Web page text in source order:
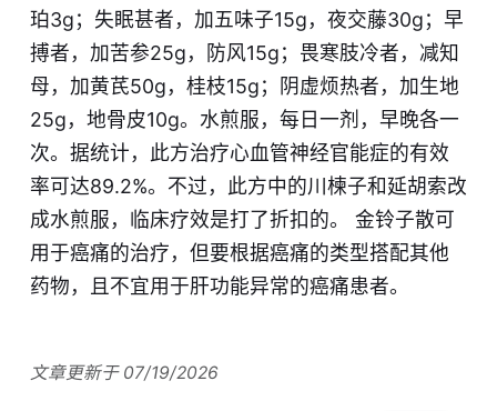
珀3g；失眠甚者，加五味子15g，夜交藤30g；早
搏者，加苦参25g，防风15g；畏寒肢冷者，减知
母，加黄芪50g，桂枝15g；阴虚烦热者，加生地
25g，地骨皮10g。水煎服，每日一剂，早晚各一
次。据统计，此方治疗心血管神经官能症的有效
率可达89.2%。不过，此方中的川楝子和延胡索改
成水煎服，临床疗效是打了折扣的。 金铃子散可
用于癌痛的治疗，但要根据癌痛的类型搭配其他
药物，且不宜用于肝功能异常的癌痛患者。
文章更新于 07/19/2026